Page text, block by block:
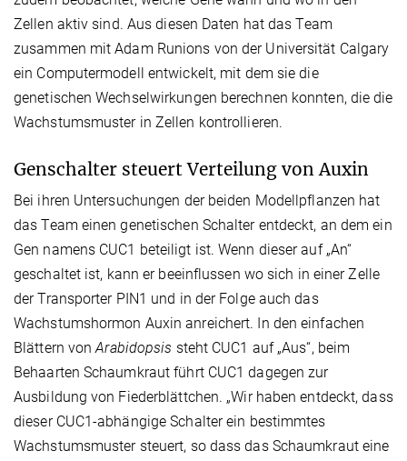
Zellen aktiv sind. Aus diesen Daten hat das Team
zusammen mit Adam Runions von der Universität Calgary
ein Computermodell entwickelt, mit dem sie die
genetischen Wechselwirkungen berechnen konnten, die die
Wachstumsmuster in Zellen kontrollieren.
Genschalter steuert Verteilung von Auxin
Bei ihren Untersuchungen der beiden Modellpflanzen hat
das Team einen genetischen Schalter entdeckt, an dem ein
Gen namens CUC1 beteiligt ist. Wenn dieser auf „An“
geschaltet ist, kann er beeinflussen wo sich in einer Zelle
der Transporter PIN1 und in der Folge auch das
Wachstumshormon Auxin anreichert. In den einfachen
Blättern vonArabidopsis steht CUC1 auf „Aus“, beim
Behaarten Schaumkraut führt CUC1 dagegen zur
Ausbildung von Fiederblättchen. „Wir haben entdeckt, dass
dieser CUC1-abhängige Schalter ein bestimmtes
Wachstumsmuster steuert, so dass das Schaumkraut eine